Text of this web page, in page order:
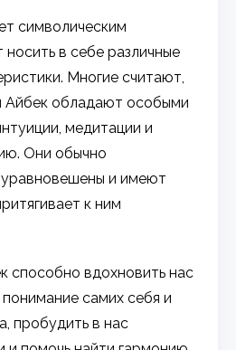
символическим
в себе различные
Многие считают,
Айбек обладают особыми
медитации и
Они обычно
и имеют
к ним
способно вдохновить нас
самих себя и
пробудить в нас